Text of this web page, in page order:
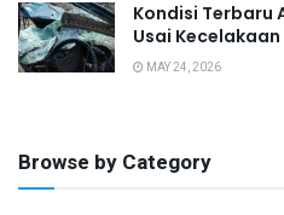
Kondisi Terbaru
Usai
MAY 24, 2026
Browse by Category